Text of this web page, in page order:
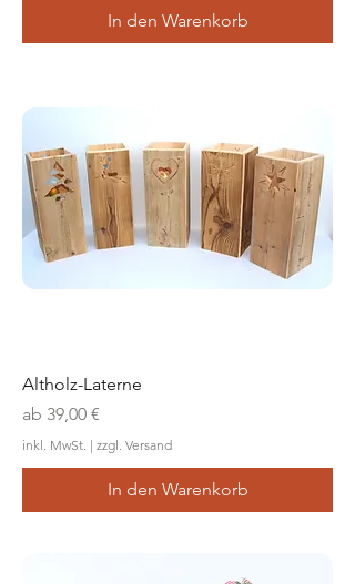
In den Warenkorb
Altholz-Laterne
ab 39,00 €
Sale-Preis
inkl. MwSt. | zzgl. Versand
In den Warenkorb